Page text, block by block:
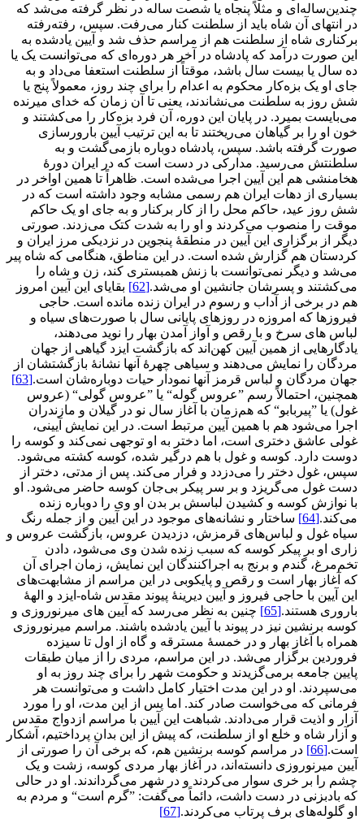
چندین‌ساله‌ای و مثلاً پنجاه‌ یا شصت ‌ساله در نظر گرفته می‌شد که
در انتهای آن شاه باید از سلطنت کنار می‌رفت. سپس، رفته‌رفته
برکناری شاه از سلطنت هم از مراسم حذف شد و آیین یادشده به
این صورت درآمد که پادشاه در آخر هر دوره‌ای که می‌توانست یک یا
ده سال یا بیست سال باشد، موقتاً از سلطنت استعفا می‌داد و به
جای او یک بزه‌کار محکوم به اعدام را برای چند روز، معمولاً پنج یا
شش روز به سلطنت می‌نشاندند، یعنی تا آن زمان که خدای میرنده
می‌بایست بمیرد. در پایان این دوره، آن فرد بزه‌کار را می‌کشتند و
خون او را بر گیاهان می‌ریختند تا به این ترتیب آیین بارورسازی
صورت گرفته باشد. سپس، پادشاه دوباره بازمی‌گشت و به
سلطنتش می‌رسید. مدارکی در دست است که در ایران دورۀ
هخامنشی هم این آیین اجرا می‌شده است. ظاهراً تا همین اواخر در
بسیاری از دهات ایران هم رسمی مشابه وجود داشته است که در
شش روز عید، حاکم محل را از کار برکنار و به جای او یک حاکم
موقت را منصوب می‌کردند و او را به شدت کتک می‌زدند. صورتی
دیگر از برگزاری این آیین در منطقۀ پنجوین در نزدیکی مرز ایران و
کردستان هم گزارش شده است. در این مناطق، هنگامی که شاه پیر
می‌شد و دیگر نمی‌توانست با زنش همبستری کند، زن و شاه را
می‌کشتند و پسرشان جانشین او می‌شد.[62]
بقایای این آیین امروز
هم در برخی از آداب و رسوم در ایران زنده مانده است. حاجی
فیروزها که امروزه در روزهای پایانی سال با صورت‌های سیاه و
لباس های سرخ و با رقص و آواز آمدن بهار را نوید می‌دهند،
یادگارهایی از همین آیین کهن‌اند که بازگشت ایزد گیاهی از جهان
مردگان را نمایش می‌دهند و سیاهی چهرۀ آنها نشانۀ بازگشتشان از
جهان مردگان و لباس قرمز آنها نمودار حیات دوباره‌شان است.[63]
همچنین، احتمالاً رسم ”عروس گوله“ یا ”عروس گولی“ (عروس
غول) یا ”پیربابو“ که هم‌زمان با آغاز سال نو در گیلان و مازندران
اجرا می‌شود هم با همین آیین مرتبط است. در این نمایش آیینی،
غولی عاشق دختری است، اما دختر به او توجهی نمی‌کند و کوسه را
دوست دارد. کوسه و غول با هم درگیر شده، کوسه کشته می‌شود.
سپس، غول دختر را می‌دزدد و فرار می‌کند. پس از مدتی، دختر از
دست غول می‌گریزد و بر سر پیکر بی‌جان کوسه حاضر می‌شود. او
با نوازش کوسه و کشیدن لباسش بر بدن او وی را دوباره زنده
می‌کند.[64]
ساختار و نشانه‌های موجود در این آیین و از جمله رنگ
سیاه غول و لباس‌های قرمزش، دزدیدن عروس، بازگشت عروس و
زاری او بر پیکر کوسه که سبب زنده شدن وی می‌شود، دادن
تخم‌مرغ، گندم و برنج به اجراکنندگان این نمایش، زمان اجرای آن
که آغاز بهار است و رقص و پایکوبی در این مراسم از مشابهت‌های
این آیین با حاجی فیروز و آیین دیرینۀ پیوند مقدس شاه-ایزد و الهۀ
باروری هستند.[65]
چنین به نظر می‌رسد که آیین های میرنوروزی و
کوسه برنشین نیز در پیوند با آیین یادشده باشند. مراسم میرنوروزی
همراه با آغاز بهار و در خمسۀ مسترقه و گاه از اول تا سیزده
فروردین برگزار می‌شد. در این مراسم، مردی را از میان طبقات
پایین جامعه برمی‌گزیدند و حکومت شهر را برای چند روز به او
می‌سپردند. او در این مدت اختیار کامل داشت و می‌توانست هر
فرمانی که می‌خواست صادر کند. اما پس از این مدت، او را مورد
آزار و اذیت قرار می‌دادند. شباهت این آیین با مراسم ازدواج مقدس
و آزار شاه و خلع او از سلطنت، که پیش از این بدان پرداختیم، آشکار
است.[66]
در مراسم کوسه برنشین هم، که برخی آن را صورتی از
آیین میرنوروزی دانسته‌اند، در آغاز بهار مردی کوسه، زشت و یک
چشم را بر خری سوار می‌کردند و در شهر می‌گرداندند. او در حالی
که بادبزنی در دست داشت، دائماً می‌گفت: ”گرم است“ و مردم به
او گلوله‌های برف پرتاب می‌کردند.[67]